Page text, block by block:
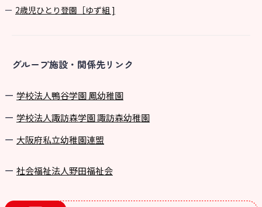
2歳児ひとり登園［ゆず組 ]
グループ施設・関係先リンク
学校法⼈鴨⾕学園 鳳幼稚園
学校法⼈諏訪森学園 諏訪森幼稚園
⼤阪府私⽴幼稚園連盟
社会福祉法人野田福祉会